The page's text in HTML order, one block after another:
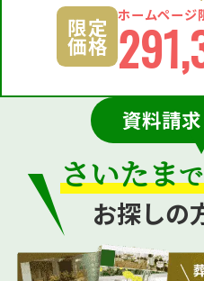
限定
価格
ホームページ
資料請
さいたま
お探しの